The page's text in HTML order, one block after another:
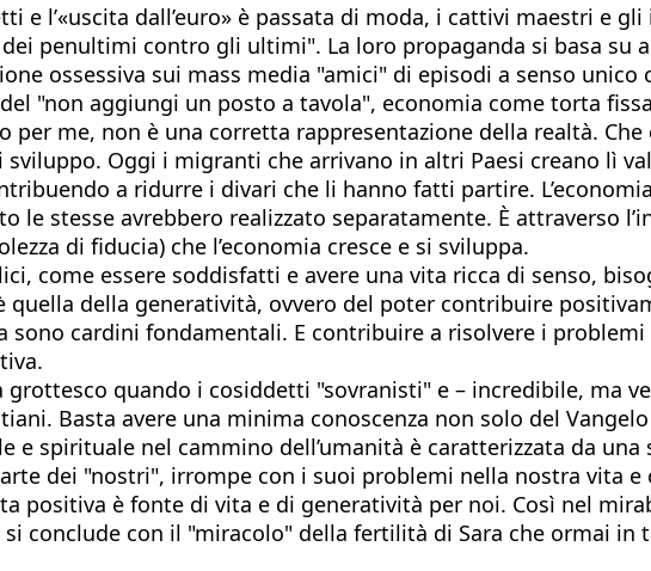
e l’«uscita dall’euro» è passata di moda, i cattivi maestri e
penultimi contro gli ultimi". La loro propaganda si basa su
ossessiva sui mass media "amici" di episodi a senso unico
"non aggiungi un posto a tavola", economia come torta
me, non è una corretta rappresentazione della realtà.
Oggi i migranti che arrivano in altri Paesi creano lì
a ridurre i divari che li hanno fatti partire.
le stesse avrebbero realizzato separatamente. È attraverso
di fiducia) che l’economia cresce e si sviluppa.
come essere soddisfatti e avere una vita ricca di senso,
della generatività, ovvero del poter contribuire
cardini fondamentali. E contribuire a risolvere i problemi
quando i cosiddetti "sovranisti" e – incredibile, ma
Basta avere una minima conoscenza non solo del
e spirituale nel cammino dell’umanità è caratterizzata da
dei "nostri", irrompe con i suoi problemi nella nostra vita e
positiva è fonte di vita e di generatività per noi. Così nel
conclude con il "miracolo" della fertilità di Sara che ormai in